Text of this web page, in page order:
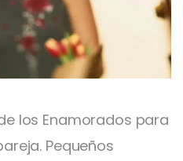
los Enamorados para
Pequeños